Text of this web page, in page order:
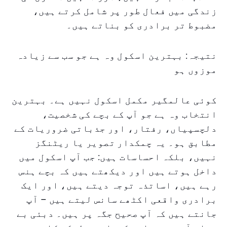
زندگی میں فعال طور پر شامل کرتے ہیں،
مضبوط تر برادری کو بناتے ہیں۔
نتیجہ: بہترین اسکول وہ ہے جو سب سے زیادہ
موزوں ہو
کوئی عالمگیر مکمل اسکول نہیں ہے۔ بہترین
انتخاب وہ ہے جو آپ کے بچے کی شخصیت،
دلچسپیاں، رفتار، اور جذباتی ضروریات کے
مطابق ہو۔ یہ چمکدار تصویر یا ریٹنگز
نہیں، بلکہ احساسات ہیں: جب آپ اسکول میں
داخل ہوتے ہیں اور دیکھتے ہیں کہ بچے ہنس
رہے ہیں، اساتذہ توجہ دیتے ہیں، اور ایک
برادری واقعی اکٹھے سانس لیتے ہیں – آپ
جانتے ہیں کہ آپ صحیح جگہ پر ہیں۔ دبئی بے